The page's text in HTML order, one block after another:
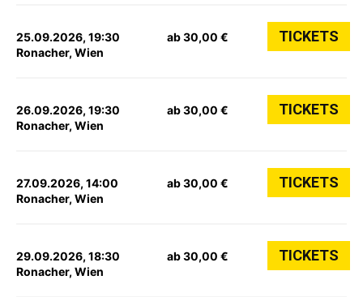
25.09.2026, 19:30
Ronacher, Wien
ab 30,00 € TICKETS
26.09.2026, 19:30
Ronacher, Wien
ab 30,00 € TICKETS
27.09.2026, 14:00
Ronacher, Wien
ab 30,00 € TICKETS
29.09.2026, 18:30
Ronacher, Wien
ab 30,00 € TICKETS